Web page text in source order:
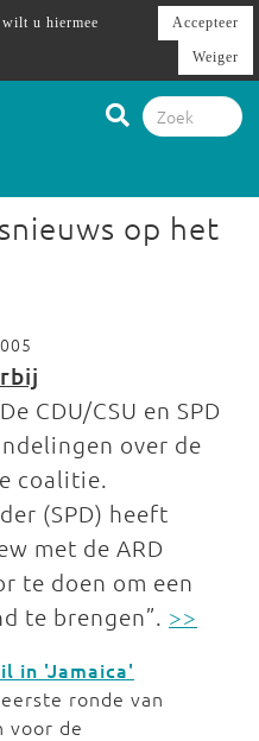
op het
CDU/CSU en SPD
over de
coalitie.
(SPD) heeft
met de ARD
te doen om een
te brengen”. >>
in 'Jamaica'
ronde van
voor de
u hiermee
Accepteer
Weiger